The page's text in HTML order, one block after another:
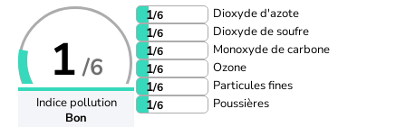
1 /6
Indice pollution
Bon
1/6 Dioxyde d'azote
1/6 Dioxyde de soufre
1/6 Monoxyde de carbone
1/6 Ozone
1/6 Particules fines
1/6 Poussières